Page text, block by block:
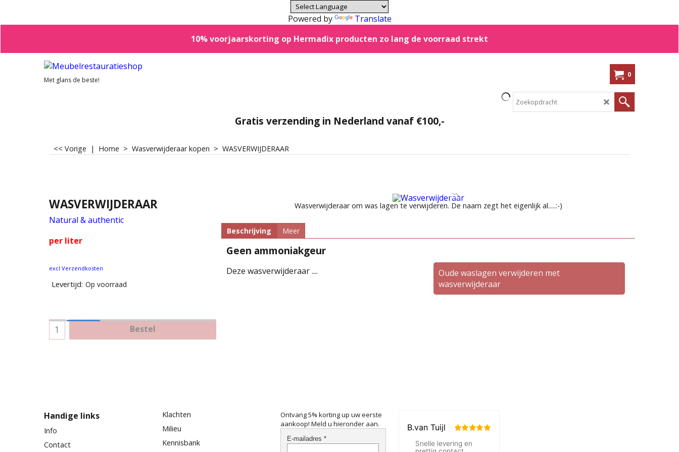
Powered by
Translate
10% voorjaarskorting op Hermadix producten zo lang de voorraad strekt
Met glans de beste!
0
Gratis verzending in Nederland vanaf €100,-
<< Vorige | Home > Wasverwijderaar kopen > WASVERWIJDERAAR
Wasverwijderaar om was lagen te verwijderen. De naam zegt het eigenlijk al.....:-)
WASVERWIJDERAAR
Natural & authentic
per liter
excl Verzendkosten
Levertijd: Op voorraad
Bestel
Beschrijving Meer
Geen ammoniakgeur
Oude waslagen verwijderen met
wasverwijderaar
Deze wasverwijderaar ....
Handige links
Info
Contact
Klachten
Milieu
Kennisbank
Ontvang 5% korting up uw eerste
aankoop! Meld u hieronder aan.